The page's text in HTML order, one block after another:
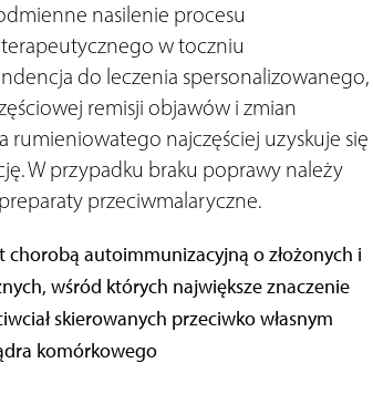
nasilenie procesu
w toczniu
do leczenia spersonalizowanego,
remisji objawów i zmian
rumieniowatego najczęściej uzyskuje się
W przypadku braku poprawy należy
przeciwmalaryczne.
autoimmunizacyjną o złożonych i
wśród których największe znaczenie
skierowanych przeciwko własnym
komórkowego